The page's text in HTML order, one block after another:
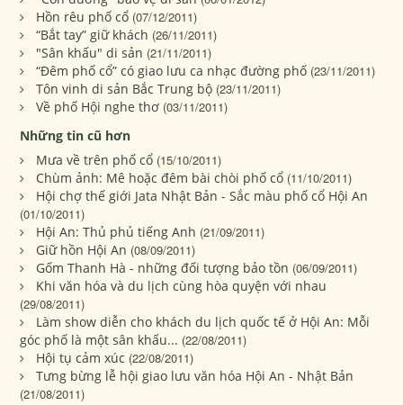
Hồn rêu phố cổ (07/12/2011)
“Bắt tay” giữ khách (26/11/2011)
"Sân khấu" di sản (21/11/2011)
“Đêm phố cổ” có giao lưu ca nhạc đường phố (23/11/2011)
Tôn vinh di sản Bắc Trung bộ (23/11/2011)
Về phố Hội nghe thơ (03/11/2011)
Những tin cũ hơn
Mưa về trên phố cổ (15/10/2011)
Chùm ảnh: Mê hoặc đêm bài chòi phố cổ (11/10/2011)
Hội chợ thế giới Jata Nhật Bản - Sắc màu phố cổ Hội An
(01/10/2011)
Hội An: Thủ phủ tiếng Anh (21/09/2011)
Giữ hồn Hội An (08/09/2011)
Gốm Thanh Hà - những đối tượng bảo tồn (06/09/2011)
Khi văn hóa và du lịch cùng hòa quyện với nhau
(29/08/2011)
Làm show diễn cho khách du lịch quốc tế ở Hội An: Mỗi
góc phố là một sân khấu... (22/08/2011)
Hội tụ cảm xúc (22/08/2011)
Tưng bừng lễ hội giao lưu văn hóa Hội An - Nhật Bản
(21/08/2011)